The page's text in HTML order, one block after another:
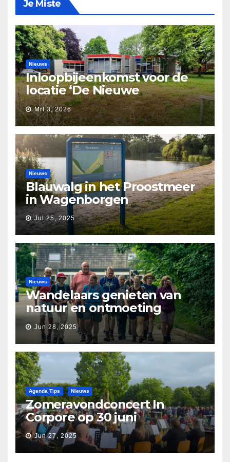
Je Miste
Nieuws
Inloopbijeenkomst voor de
locatie ‘De Nieuwe
Waarborg’
Mrt 3, 2026
Nieuws
Blauwalg in het Proostmeer
in Wagenborgen
Jul 25, 2025
Nieuws
Wandelaars genieten van
natuur en ontmoeting
tijdens Etapperonde
Pronkjewailpad
Jun 28, 2025
Agenda Tips Nieuws
Zomeravondconcert In
Corpore op 30 juni
Jun 27, 2025